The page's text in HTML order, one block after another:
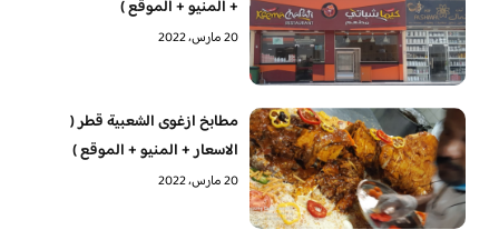
+ المنيو + الموقع )
20 مارس، 2022
مطابخ ازغوى الشعبية قطر (
الاسعار + المنيو + الموقع )
20 مارس، 2022